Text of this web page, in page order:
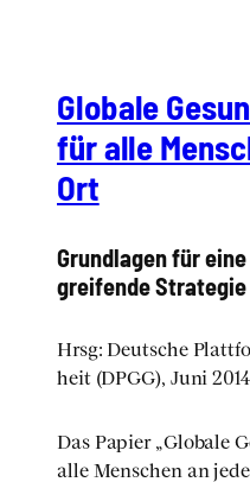
Glo­ba­le
für alle
Ort
Grund­la­gen für
grei­fen­de
Hrsg: Deut­sche
heit (DPGG), Juni 2014
Das Papier „Glo­ba­le
alle Men­schen an